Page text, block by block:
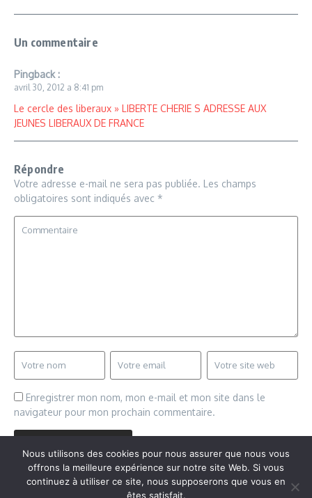
Un commentaire
Pingback :
avril 30, 2012 a 8:41 pm
Le cercle des liberaux » LIBERTE CHERIE S ADRESSE AUX
JEUNES LIBERAUX DE FRANCE
Répondre
Votre adresse e-mail ne sera pas publiée. Les champs
obligatoires sont indiqués avec *
Enregistrer mon nom, mon e-mail et mon site dans le
navigateur pour mon prochain commentaire.
Nous utilisons des cookies pour nous assurer que nous vous
offrons la meilleure expérience sur notre site Web. Si vous
continuez à utiliser ce site, nous supposerons que vous en
êtes satisfait.